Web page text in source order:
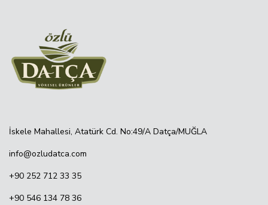
İskele Mahallesi, Atatürk Cd. No:49/A Datça/MUĞLA
info@ozludatca.com
+90 252 712 33 35
+90 546 134 78 36